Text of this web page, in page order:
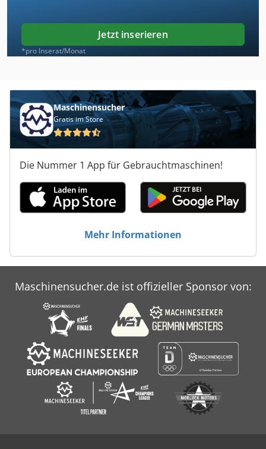
Jetzt inserieren
*pro Inserat/Monat
Maschinensucher
Gratis im Store
Die Nummer 1 App für Gebrauchtmaschinen!
Mehr Informationen
Maschinensucher.de ist offizieller Sponsor von: